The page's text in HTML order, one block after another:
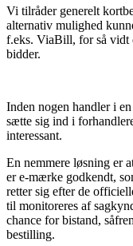
Vi tilråder generelt
alternativ mulighed
f.eks. ViaBill, for så vidt
bidder.
Inden nogen handler i
sætte sig ind i
interessant.
En nemmere løsning er
er e-mærke godkendt,
retter sig efter de
til monitoreres af
chance for bistand,
bestilling.